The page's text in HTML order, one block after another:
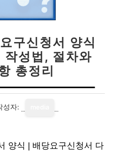
구신청서 양식
작성법, 절차와
총정리
성자:
양식 | 배당요구신청서 다